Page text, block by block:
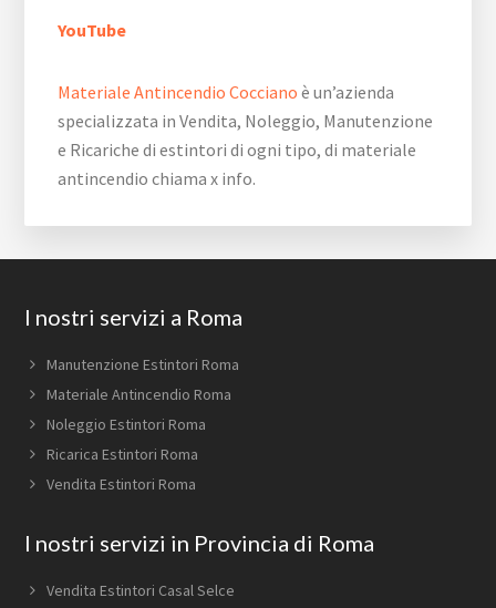
YouTube
Materiale Antincendio Cocciano è un’azienda
specializzata in Vendita, Noleggio, Manutenzione
e Ricariche di estintori di ogni tipo, di materiale
antincendio chiama x info.
Footer
I nostri servizi a Roma
Manutenzione Estintori Roma
Materiale Antincendio Roma
Noleggio Estintori Roma
Ricarica Estintori Roma
Vendita Estintori Roma
I nostri servizi in Provincia di Roma
Vendita Estintori Casal Selce